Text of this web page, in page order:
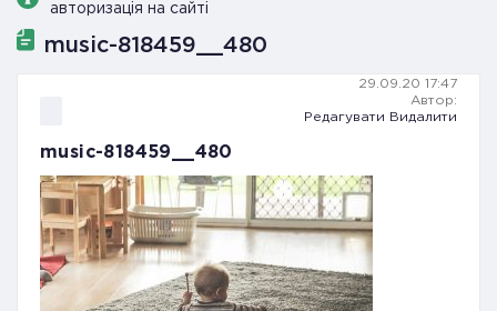
авторизація на сайті
music-818459__480
29.09.20 17:47
Автор:
Редагувати
Видалити
music-818459__480